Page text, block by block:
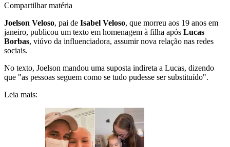
Compartilhar matéria
Joelson Veloso, pai de Isabel Veloso, que morreu aos 19 anos em
janeiro, publicou um texto em homenagem à filha após Lucas
Borbas, viúvo da influenciadora, assumir nova relação nas redes
sociais.
No texto, Joelson mandou uma suposta indireta a Lucas, dizendo
que "as pessoas seguem como se tudo pudesse ser substituído".
Leia mais: